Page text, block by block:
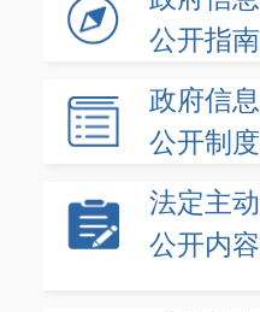
公开指南
政府信息
公开制度
法定主动
公开内容